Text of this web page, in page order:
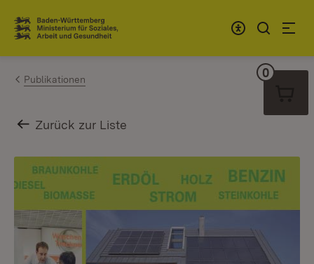
Zum Inhalt springen
Link zur Startseite
Publikationen
Zurück zur Liste
0